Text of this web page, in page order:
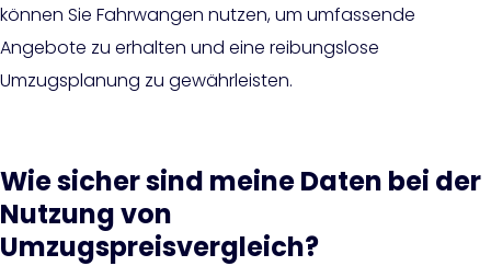
können Sie Fahrwangen nutzen, um umfassende
Angebote zu erhalten und eine reibungslose
Umzugsplanung zu gewährleisten.
Wie sicher sind meine Daten bei der
Nutzung von
Umzugspreisvergleich?